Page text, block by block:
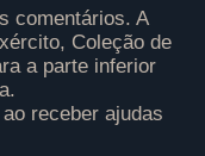
comentários. A
Coleção de
a parte inferior
receber ajudas